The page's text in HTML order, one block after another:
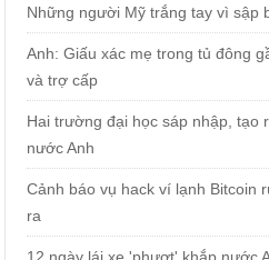
Những người Mỹ trắng tay vì sập
Anh: Giấu xác mẹ trong tủ đông
và trợ cấp
Hai trường đại học sáp nhập, tạo
nước Anh
Cảnh báo vụ hack ví lạnh Bitcoin
ra